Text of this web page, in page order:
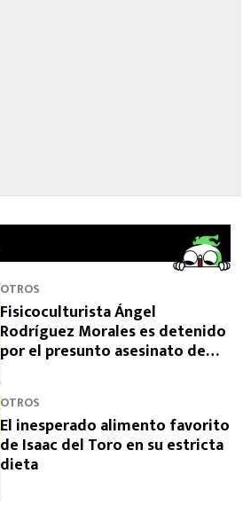
OTROS
Fisicoculturista Ángel
Rodríguez Morales es detenido
por el presunto asesinato de
OTROS
El inesperado alimento favorito
de Isaac del Toro en su estricta
dieta